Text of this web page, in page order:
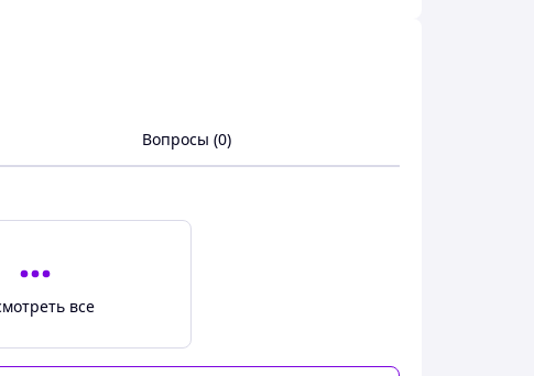
и серьги, станет идеальным дополнением к
для особых случаев, так и для повседневной
утонченную красоту и стиль. Он станет
личным украшением, что подчеркнет вашу
Вопросы (0)
все